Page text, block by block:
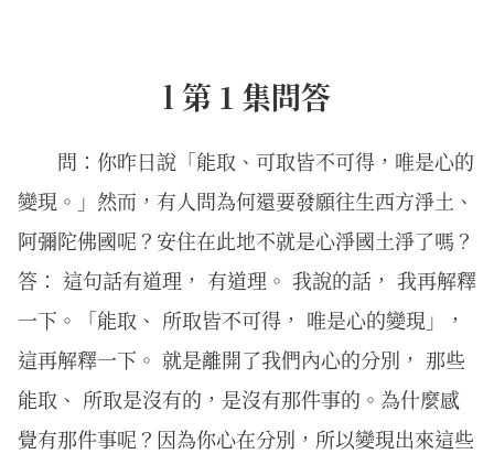
l 第 1 集問答
問：你昨日說「能取、可取皆不可得，唯是心的
變現。」然而，有人問為何還要發願往生西方淨土、
阿彌陀佛國呢？安住在此地不就是心淨國土淨了嗎？
答： 這句話有道理， 有道理。 我說的話， 我再解釋
一下。「能取、 所取皆不可得， 唯是心的變現」，
這再解釋一下。 就是離開了我們內心的分別， 那些
能取、 所取是沒有的，是沒有那件事的。為什麼感
覺有那件事呢？因為你心在分別，所以變現出來這些